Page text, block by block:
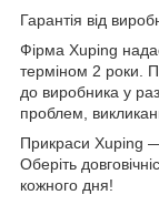
Гарантія від
Фірма Xuping
терміном 2 роки.
до виробника у
проблем,
Прикраси Xuping —
Оберіть
кожного дня!